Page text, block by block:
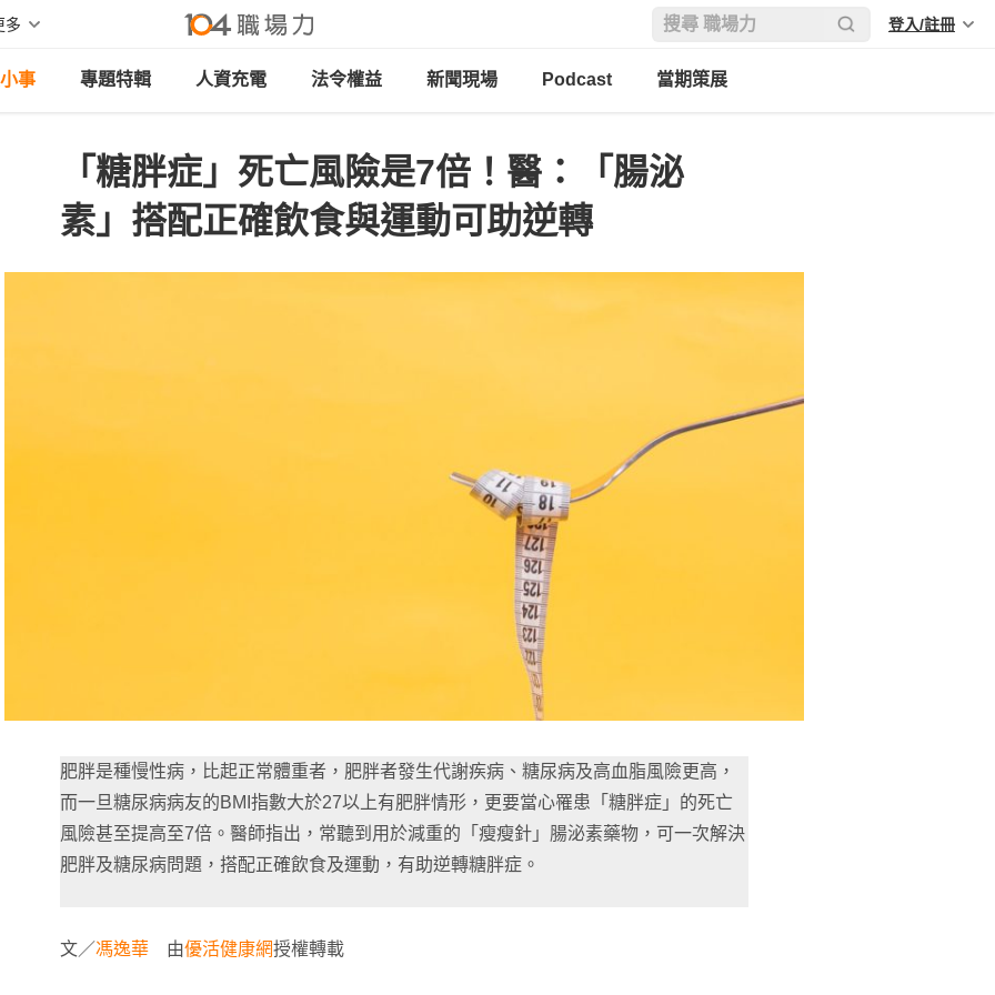
多 登入/註冊
事 專題特輯 人資充電 法令權益 新聞現場 Podcast 當期策展
「糖胖症」死亡風險是7倍！醫：「腸泌
素」搭配正確飲食與運動可助逆轉
肥胖是種慢性病，比起正常體重者，肥胖者發生代謝疾病、糖尿病及高血脂風險更高，
而一旦糖尿病病友的BMI指數大於27以上有肥胖情形，更要當心罹患「糖胖症」的死亡
風險甚至提高至7倍。醫師指出，常聽到用於減重的「瘦瘦針」腸泌素藥物，可一次解決
肥胖及糖尿病問題，搭配正確飲食及運動，有助逆轉糖胖症。
文／馮逸華 由優活健康網授權轉載